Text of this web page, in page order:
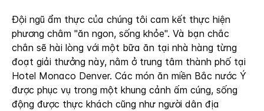
Đội ngũ ẩm thực của chúng tôi cam kết thực hiện
phương châm "ăn ngon, sống khỏe". Và bạn chắc
chắn sẽ hài lòng với một bữa ăn tại nhà hàng từng
đoạt giải thưởng này, nằm ở trung tâm thành phố tại
Hotel Monaco Denver. Các món ăn miền Bắc nước Ý
được phục vụ trong một khung cảnh ấm cúng, sống
động được thực khách cũng như người dân địa